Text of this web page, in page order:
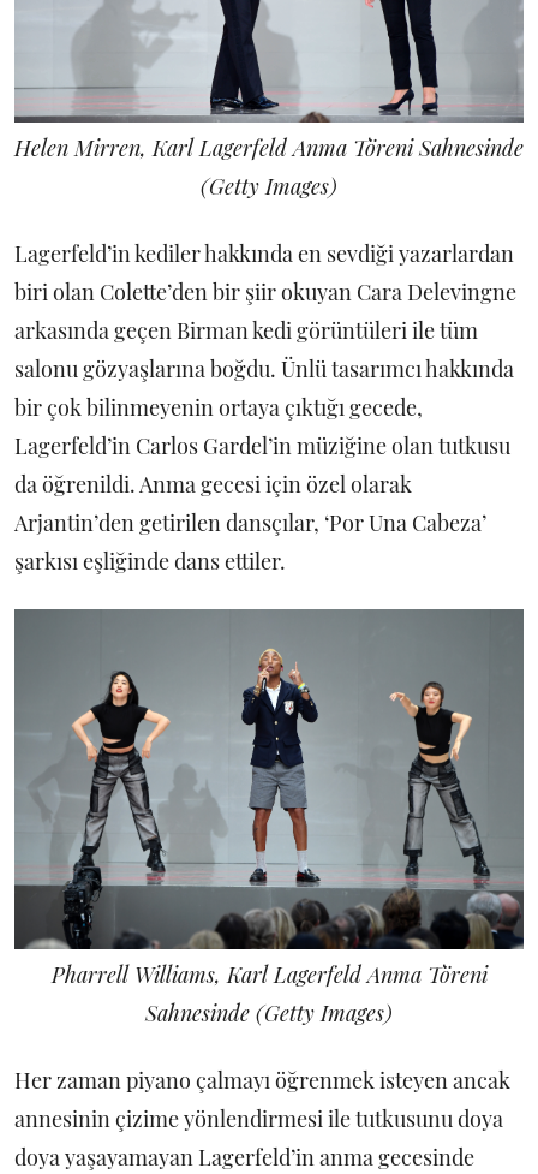
Helen Mirren, Karl Lagerfeld Anma Töreni Sahnesinde
(Getty Images)
Lagerfeld’in kediler hakkında en sevdiği yazarlardan
biri olan Colette’den bir şiir okuyan Cara Delevingne
arkasında geçen Birman kedi görüntüleri ile tüm
salonu gözyaşlarına boğdu. Ünlü tasarımcı hakkında
bir çok bilinmeyenin ortaya çıktığı gecede,
Lagerfeld’in Carlos Gardel’in müziğine olan tutkusu
da öğrenildi. Anma gecesi için özel olarak
Arjantin’den getirilen dansçılar, ‘Por Una Cabeza’
şarkısı eşliğinde dans ettiler.
Pharrell Williams, Karl Lagerfeld Anma Töreni
Sahnesinde (Getty Images)
Her zaman piyano çalmayı öğrenmek isteyen ancak
annesinin çizime yönlendirmesi ile tutkusunu doya
doya yaşayamayan Lagerfeld’in anma gecesinde